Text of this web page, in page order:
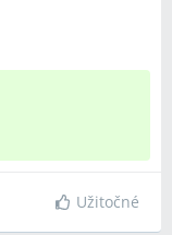
Užitočné